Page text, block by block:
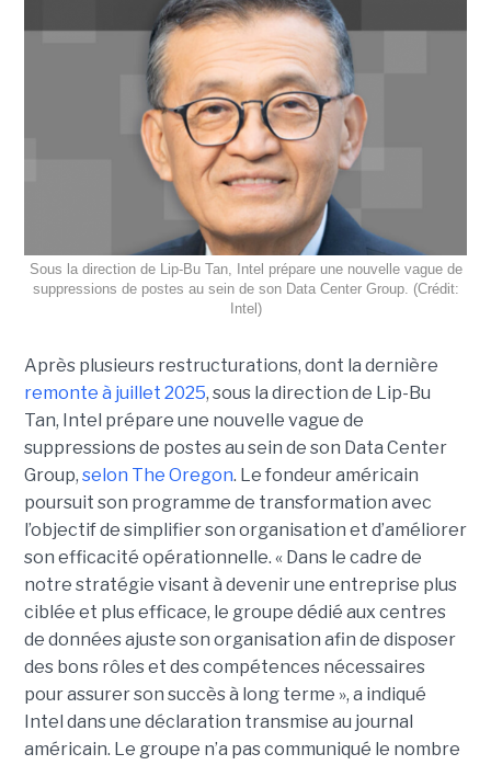
Sous la direction de Lip-Bu Tan, Intel prépare une nouvelle vague de
suppressions de postes au sein de son Data Center Group. (Crédit:
Intel)
Après plusieurs restructurations, dont la dernière
remonte à juillet 2025, sous la direction de Lip-Bu
Tan, Intel prépare une nouvelle vague de
suppressions de postes au sein de son Data Center
Group, selon The Oregon. Le fondeur américain
poursuit son programme de transformation avec
l’objectif de simplifier son organisation et d’améliorer
son efficacité opérationnelle. « Dans le cadre de
notre stratégie visant à devenir une entreprise plus
ciblée et plus efficace, le groupe dédié aux centres
de données ajuste son organisation afin de disposer
des bons rôles et des compétences nécessaires
pour assurer son succès à long terme », a indiqué
Intel dans une déclaration transmise au journal
américain. Le groupe n’a pas communiqué le nombre